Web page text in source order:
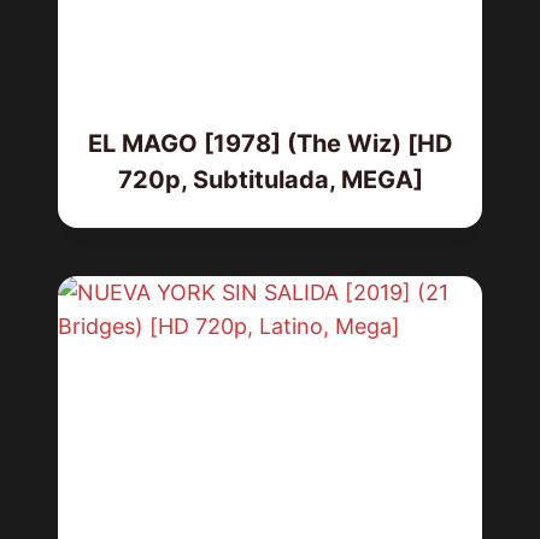
EL MAGO [1978] (The Wiz) [HD
720p, Subtitulada, MEGA]